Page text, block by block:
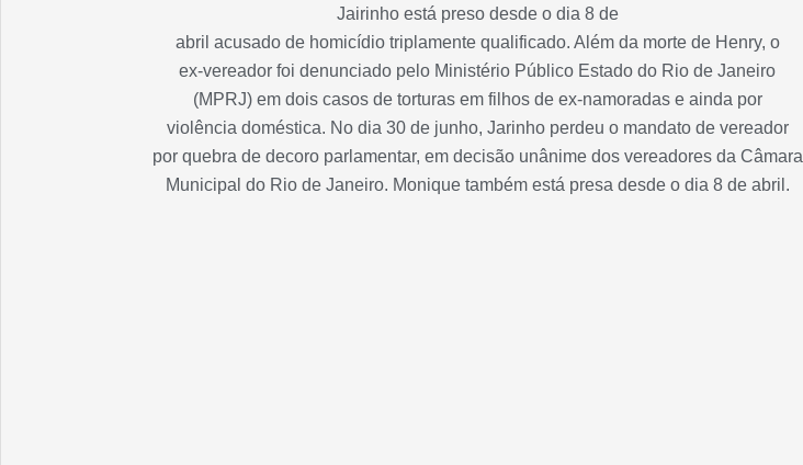
Jairinho está preso desde o dia 8 de
abril acusado de homicídio triplamente qualificado. Além da morte de Henry, o
ex-vereador foi denunciado pelo Ministério Público Estado do Rio de Janeiro
(MPRJ) em dois casos de torturas em filhos de ex-namoradas e ainda por
violência doméstica. No dia 30 de junho, Jarinho perdeu o mandato de vereador
por quebra de decoro parlamentar, em decisão unânime dos vereadores da Câmara
Municipal do Rio de Janeiro. Monique também está presa desde o dia 8 de abril.